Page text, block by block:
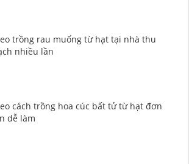
trồng rau muống từ hạt tại nhà thu
nhiều lần
cách trồng hoa cúc bất tử từ hạt đơn
dễ làm